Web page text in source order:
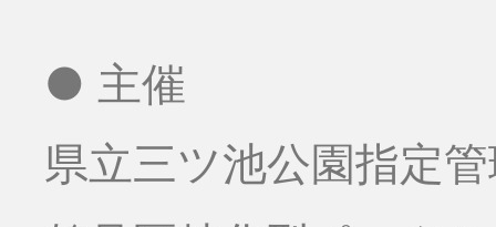
● 主催
県立三ツ池公園指定